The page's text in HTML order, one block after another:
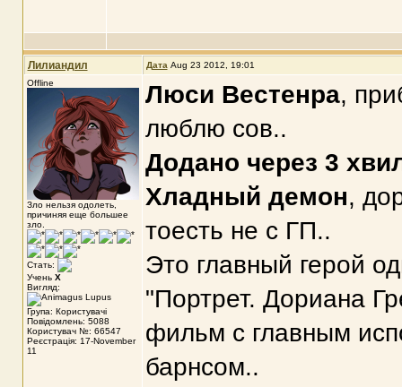
Лилиандил Дата Aug 23 2012, 19:01
Offline
Зло нельзя одолеть,
причиняя еще большее
зло.
Стать:
Учень X
Вигляд:
Група: Користувачі
Повідомлень: 5088
Користувач №: 66547
Реєстрація: 17-November
11
Люси Вестенра,
люблю сов..
Додано через 3
Хладный демон,
тоесть не с ГП..
Это главный герой
"Портрет. Дориана
фильм с главным
барнсом..